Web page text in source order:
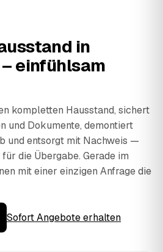
in
einfühlsam
kompletten Hausstand, sichert
und Dokumente, demontiert
und entsorgt mit Nachweis —
die Übergabe. Gerade im
mit einer einzigen Anfrage die
Sofort Angebote erhalten